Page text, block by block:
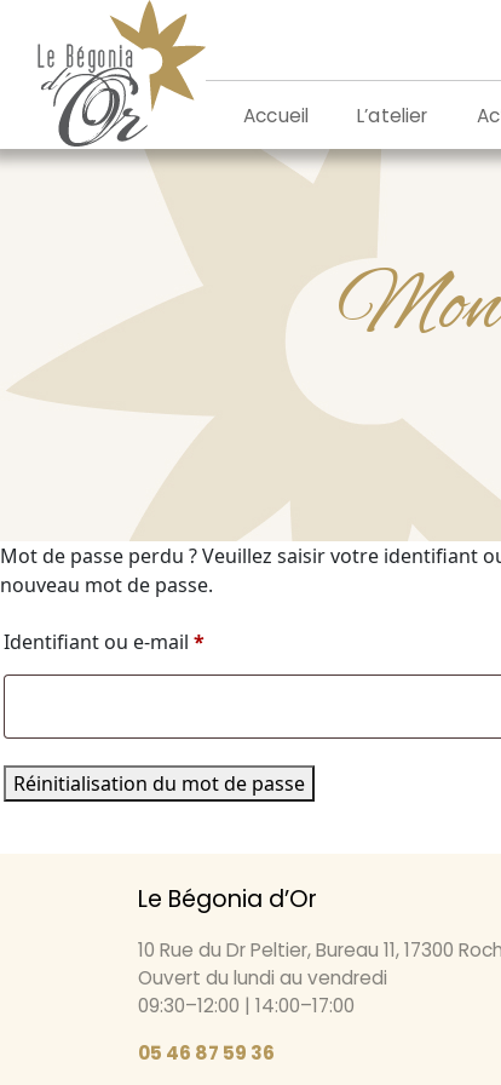
contenu
Accueil L’atelier
Mon
Mot de passe perdu ? Veuillez saisir votre identifiant
nouveau mot de passe.
Identifiant ou e-mail *Obligatoire
Réinitialisation du mot de passe
Le Bégonia d’Or
10 Rue du Dr Peltier, Bureau 11, 17300
Ouvert du lundi au vendredi
09:30–12:00 | 14:00–17:00
05 46 87 59 36